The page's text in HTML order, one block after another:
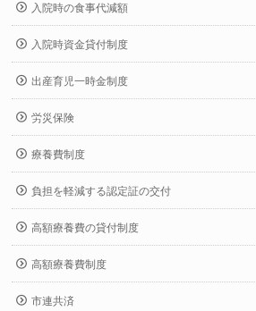
入院時の食事代減額
入院時資金貸付制度
出産育児一時金制度
労災保険
療養費制度
負担を軽減する認定証の交付
高額療養費の貸付制度
高額療養費制度
市連共済